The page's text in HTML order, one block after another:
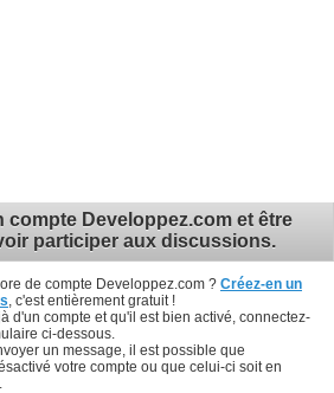
compte Developpez.com et être
participer aux discussions.
de compte Developpez.com ? Créez-en un
, c'est entièrement gratuit !
d'un compte et qu'il est bien activé, connectez-
ci-dessous.
un message, il est possible que
votre compte ou que celui-ci soit en